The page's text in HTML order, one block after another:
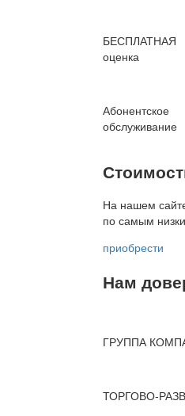
БЕСПЛАТНАЯ
оценка
Абонентское
обслуживание
На нашем
по самым
приобрести
Нам
ГРУППА
ТОРГОВО-